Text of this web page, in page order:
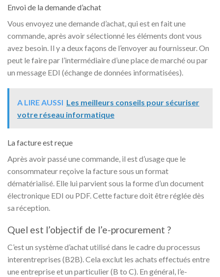
Envoi de la demande d’achat
Vous envoyez une demande d’achat, qui est en fait une
commande, après avoir sélectionné les éléments dont vous
avez besoin. Il y a deux façons de l’envoyer au fournisseur. On
peut le faire par l’intermédiaire d’une place de marché ou par
un message EDI (échange de données informatisées).
A LIRE AUSSI Les meilleurs conseils pour sécuriser
votre réseau informatique
La facture est reçue
Après avoir passé une commande, il est d’usage que le
consommateur reçoive la facture sous un format
dématérialisé. Elle lui parvient sous la forme d’un document
électronique EDI ou PDF. Cette facture doit être réglée dès
sa réception.
Quel est l’objectif de l’e-procurement ?
C’est un système d’achat utilisé dans le cadre du processus
interentreprises (B2B). Cela exclut les achats effectués entre
une entreprise et un particulier (B to C). En général, l’e-